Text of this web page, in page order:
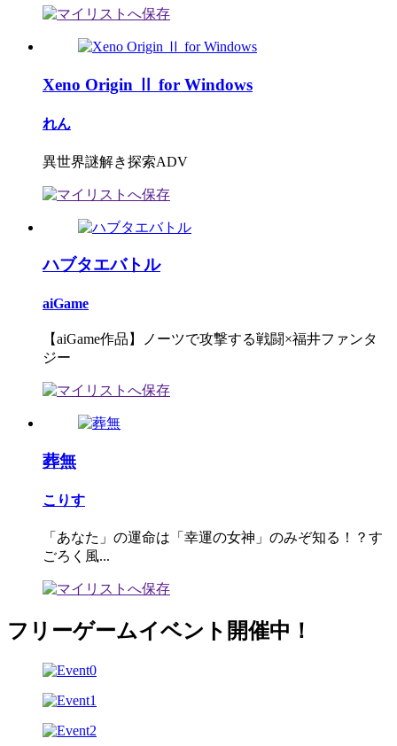
Xeno Origin Ⅱ for Windows
れん
異世界謎解き探索ADV
ハブタエバトル
aiGame
【aiGame作品】ノーツで攻撃する戦闘×福井ファンタ
ジー
葬無
こりす
「あなた」の運命は「幸運の女神」のみぞ知る！？す
ごろく風...
フリーゲームイベント開催中！